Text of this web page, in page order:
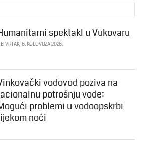
spektakl u Vukovaru
6. KOLOVOZA 2026.
vodovod poziva na
potrošnju vode:
problemi u vodoopskrbi
noći